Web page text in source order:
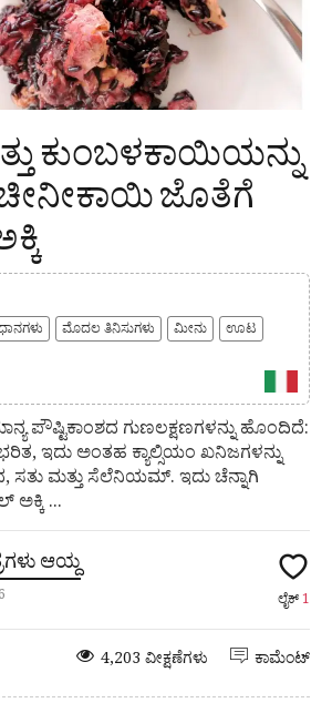
ಕುಂಬಳಕಾಯಿಯನ್ನು
ಜೊತೆಗೆ
ಮೊದಲ ತಿನಿಸುಗಳು ಮೀನು
ಊಟ
ಪೌಷ್ಟಿಕಾಂಶದ ಗುಣಲಕ್ಷಣಗಳನ್ನು ಹೊಂದಿದೆ:
ಇದು ಅಂತಹ ಕ್ಯಾಲ್ಸಿಯಂ ಖನಿಜಗಳನ್ನು
ಸತು ಮತ್ತು ಸೆಲೆನಿಯಮ್. ಇದು ಚೆನ್ನಾಗಿ
ಅಕ್ಕಿ ...
ಆಯ್ದ
ಲೈಕ್ 1
ಕಾಮೆಂಟ್
4,203 ವೀಕ್ಷಣೆಗಳು